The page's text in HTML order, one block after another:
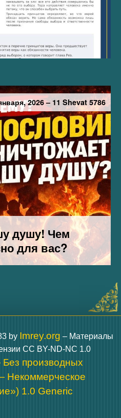
by Imrey.org – Материалы
CC BY-ND-NC 1.0
производных
Некоммерческое
1.0 Generic